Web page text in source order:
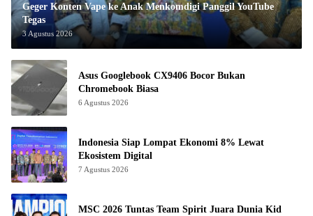
Geger Konten Vape ke Anak Menkomdigi Panggil YouTube
Tegas
3 Agustus 2026
Asus Googlebook CX9406 Bocor Bukan
Chromebook Biasa
6 Agustus 2026
Indonesia Siap Lompat Ekonomi 8% Lewat
Ekosistem Digital
7 Agustus 2026
MSC 2026 Tuntas Team Spirit Juara Dunia Kid